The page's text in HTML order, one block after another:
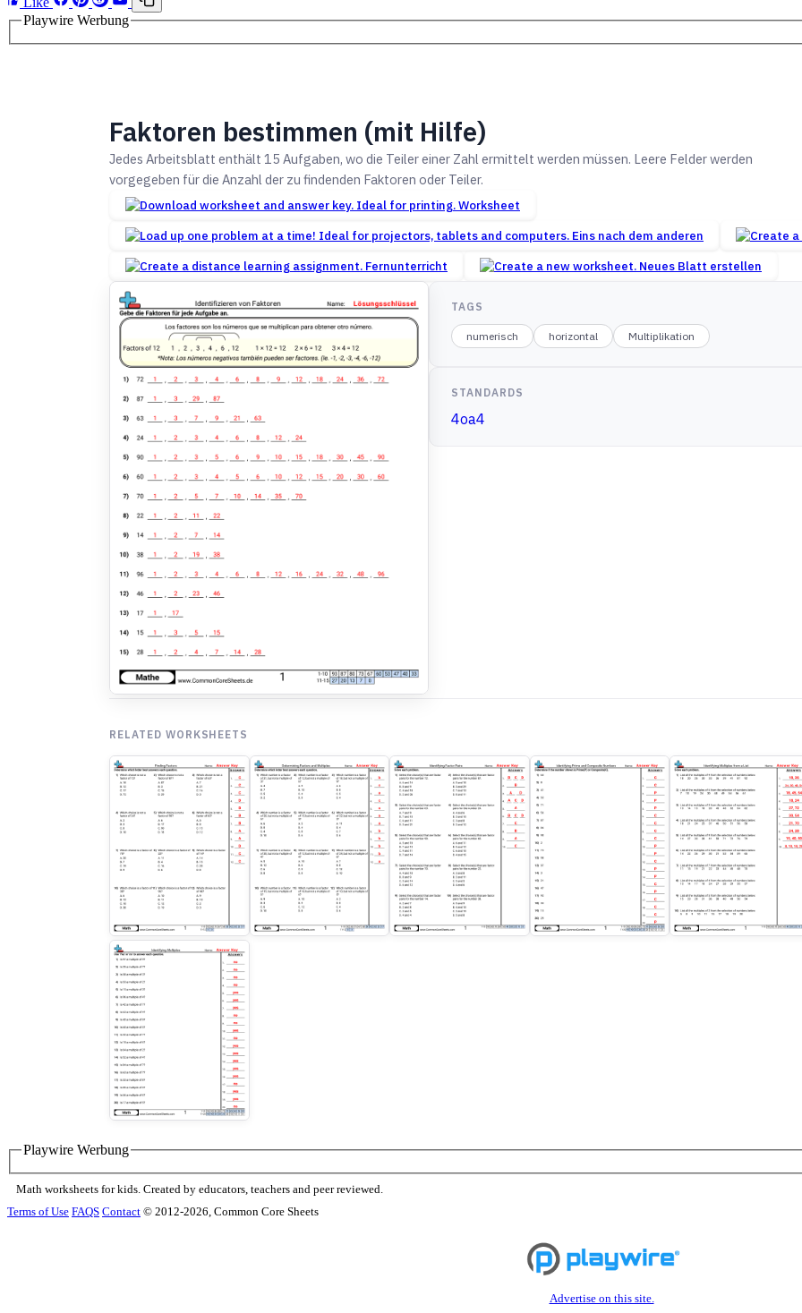
Playwire Werbung
Faktoren bestimmen (mit Hilfe)
Jedes Arbeitsblatt enthält 15 Aufgaben, wo die Teiler einer Zahl ermittelt werden müssen. Leere Felder werden
vorgegeben für die Anzahl der zu findenden Faktoren oder Teiler.
Worksheet
Eins nach dem anderen
Fernunterricht
Neues Blatt erstellen
TAGS
numerisch horizontal Multiplikation
STANDARDS
4oa4
RELATED WORKSHEETS
Playwire Werbung
Math worksheets for kids. Created by educators, teachers and peer reviewed.
Terms of Use FAQS Contact © 2012-2026, Common Core Sheets
Advertise on this site.